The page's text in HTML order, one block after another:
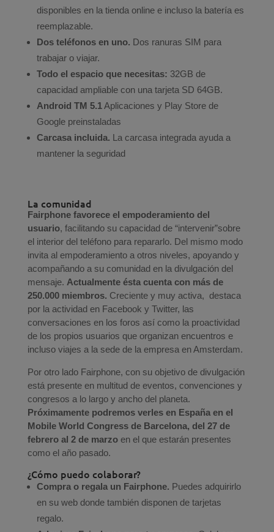
disponibles en la tienda online e incluso la batería es
reemplazable.
Dos teléfonos en uno. Dos ranuras SIM para
trabajar o viajar.
Todo el espacio que necesitas: 32GB de
capacidad ampliable con una tarjeta SD 64GB.
Android TM 5.1Aplicaciones y Play Store de
Google preinstaladas
Carcasa incluida. La carcasa integrada ayuda a
mantener la seguridad
La comunidad
Fairphone favorece el empoderamiento del
usuario, facilitando su capacidad de “intervenir”sobre
el interior del teléfono para repararlo. Del mismo modo
invita al empoderamiento a otros niveles, apoyando y
acompañando a su comunidad en la divulgación del
mensaje. Actualmente ésta cuenta con más de
250.000 miembros. Creciente y muy activa, destaca
por la actividad en Facebook y Twitter, las
conversaciones en los foros así como la proactividad
de los propios usuarios que organizan encuentros e
incluso viajes a la sede de la empresa en Amsterdam.
Por otro lado Fairphone, con su objetivo de divulgación
está presente en multitud de eventos, convenciones y
congresos a lo largo y ancho del planeta.
Próximamente podremos verles en España en el
Mobile World Congress de Barcelona, del 27 de
febrero al 2 de marzoen el que estarán presentes
como el año pasado.
¿Cómo puedo colaborar?
Compra o regala un Fairphone. Puedes adquirirlo
en su web donde también disponen de tarjetas
regalo.